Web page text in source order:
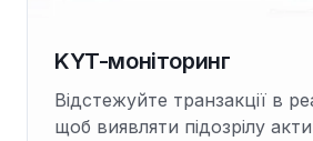
KYT-моніторинг
Відстежуйте транзакції в
щоб виявляти підозрілу